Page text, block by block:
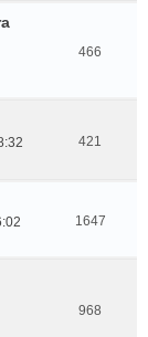
466
421
1647
968